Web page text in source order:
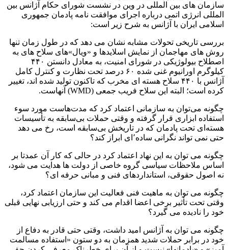
سازمان های بین المللی در وین در نشست شورای حکام آژانس بین
المللی انرژی اتمی درباره اجرای موافقت نامه پادمان جمهوری
اسلامی ایران با آژانس به شرح زیر است:
بررسی تاریخی تحولات مشابه نشان می دهد که در طول زمان تنها
روش های مهاجمان از نمایش اسلایدها و «ویال»های سلاح های به
اصطلاح بیولوژیکی در شورای امنیت، به معادل دانستن ۴۴۰
کیلوگرم اورانیوم غنی شده ۶۰ درصد تحت نظارت و کنترل کامل
آژانس با ۴۴۰ سلاح هسته ای مخرب که تاکنون تولید شده اند، تغییر
کرده است؛ البته این سلاح فریب جمعی (WMD) آنهاست.
چگونه می‌توان به سازمانی اعتماد کرد که مدت‌هاست مورد سوء
استفاده ابزاری قرار گرفته و وقتی حملات بی‌سابقه به تأسیسات
هسته‌ای تحت پادمان که در تاریخش بی‌سابقه است، رخ می دهد
حتی نمی تواند نگرانی ساده٬‌ای ابراز کند؟
چگونه می توان به این نهاد اعتماد کرد در حالی که کار آن عمدتا بر
اساس ملاحظات سیاسی گروه خاصی از دولت ها هدایت می شود،
نه اصول حقوقی، استانداردهای فنی و مبانی حرفه ای؟
چگونه می توان به ماهیت فنی فعالیت این سازمان اعتماد کرد،
وقتی تحت تأثیر برخی اعضا اقدام می کند و حتی ارزیابی نهایی قبلی
خود را نادیده می گیرد؟
چگونه می توان به آژانس امید داشت، وقتی حتی قادر به دفاع از
خود در برابر حملات شدید همزمان به دو ستون «استفاده مسالمت